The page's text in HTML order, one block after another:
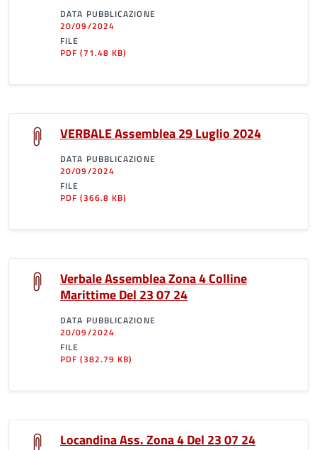
DATA PUBBLICAZIONE
20/09/2024
FILE
PDF(71.48 KB)
VERBALE Assemblea 29 Luglio 2024
DATA PUBBLICAZIONE
20/09/2024
FILE
PDF(366.8 KB)
Verbale Assemblea Zona 4 Colline
Marittime Del 23 07 24
DATA PUBBLICAZIONE
20/09/2024
FILE
PDF(382.79 KB)
Locandina Ass. Zona 4 Del 23 07 24